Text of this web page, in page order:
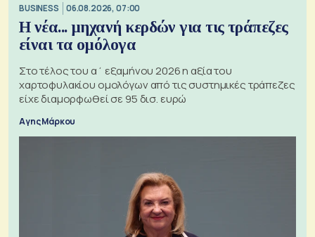
BUSINESS 06.08.2026, 07:00
Η νέα... μηχανή κερδών για τις τράπεζες
είναι τα ομόλογα
Στο τέλος του α΄ εξαμήνου 2026 η αξία του
χαρτοφυλακίου ομολόγων από τις συστημικές τράπεζες
είχε διαμορφωθεί σε 95 δισ. ευρώ
Αγης Μάρκου